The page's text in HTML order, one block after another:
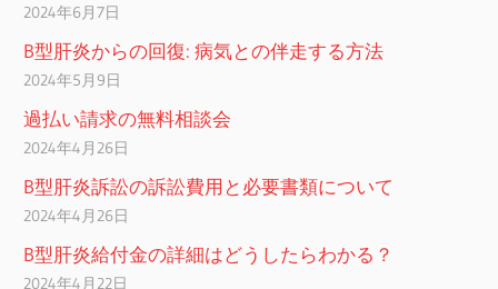
2024年6月7日
B型肝炎からの回復: 病気との伴走する方法
2024年5月9日
過払い請求の無料相談会
2024年4月26日
B型肝炎訴訟の訴訟費用と必要書類について
2024年4月26日
B型肝炎給付金の詳細はどうしたらわかる？
2024年4月22日